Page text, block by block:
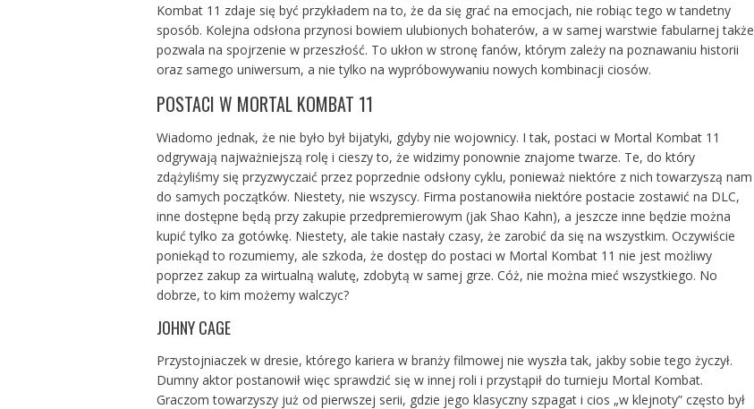
Kombat 11 zdaje się być przykładem na to, że da się grać na emocjach, nie robiąc tego w tandetny
sposób. Kolejna odsłona przynosi bowiem ulubionych bohaterów, a w samej warstwie fabularnej także
pozwala na spojrzenie w przeszłość. To ukłon w stronę fanów, którym zależy na poznawaniu historii
oraz samego uniwersum, a nie tylko na wypróbowywaniu nowych kombinacji ciosów.
POSTACI W MORTAL KOMBAT 11
Wiadomo jednak, że nie było był bijatyki, gdyby nie wojownicy. I tak, postaci w Mortal Kombat 11
odgrywają najważniejszą rolę i cieszy to, że widzimy ponownie znajome twarze. Te, do który
zdążyliśmy się przyzwyczaić przez poprzednie odsłony cyklu, ponieważ niektóre z nich towarzyszą nam
do samych początków. Niestety, nie wszyscy. Firma postanowiła niektóre postacie zostawić na DLC,
inne dostępne będą przy zakupie przedpremierowym (jak Shao Kahn), a jeszcze inne będzie można
kupić tylko za gotówkę. Niestety, ale takie nastały czasy, że zarobić da się na wszystkim. Oczywiście
poniekąd to rozumiemy, ale szkoda, że dostęp do postaci w Mortal Kombat 11 nie jest możliwy
poprzez zakup za wirtualną walutę, zdobytą w samej grze. Cóż, nie można mieć wszystkiego. No
dobrze, to kim możemy walczyc?
JOHNY CAGE
Przystojniaczek w dresie, którego kariera w branży filmowej nie wyszła tak, jakby sobie tego życzył.
Dumny aktor postanowił więc sprawdzić się w innej roli i przystąpił do turnieju Mortal Kombat.
Graczom towarzyszy już od pierwszej serii, gdzie jego klasyczny szpagat i cios „w klejnoty” często był